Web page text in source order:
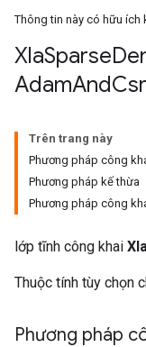
Thông tin này có hữu
XlaSparse
AdamAndCsr
Trên trang này
Phương pháp công
Phương pháp kế thừa
Phương pháp công
lớp tĩnh công khai
Thuộc tính tùy chọn
Phương pháp